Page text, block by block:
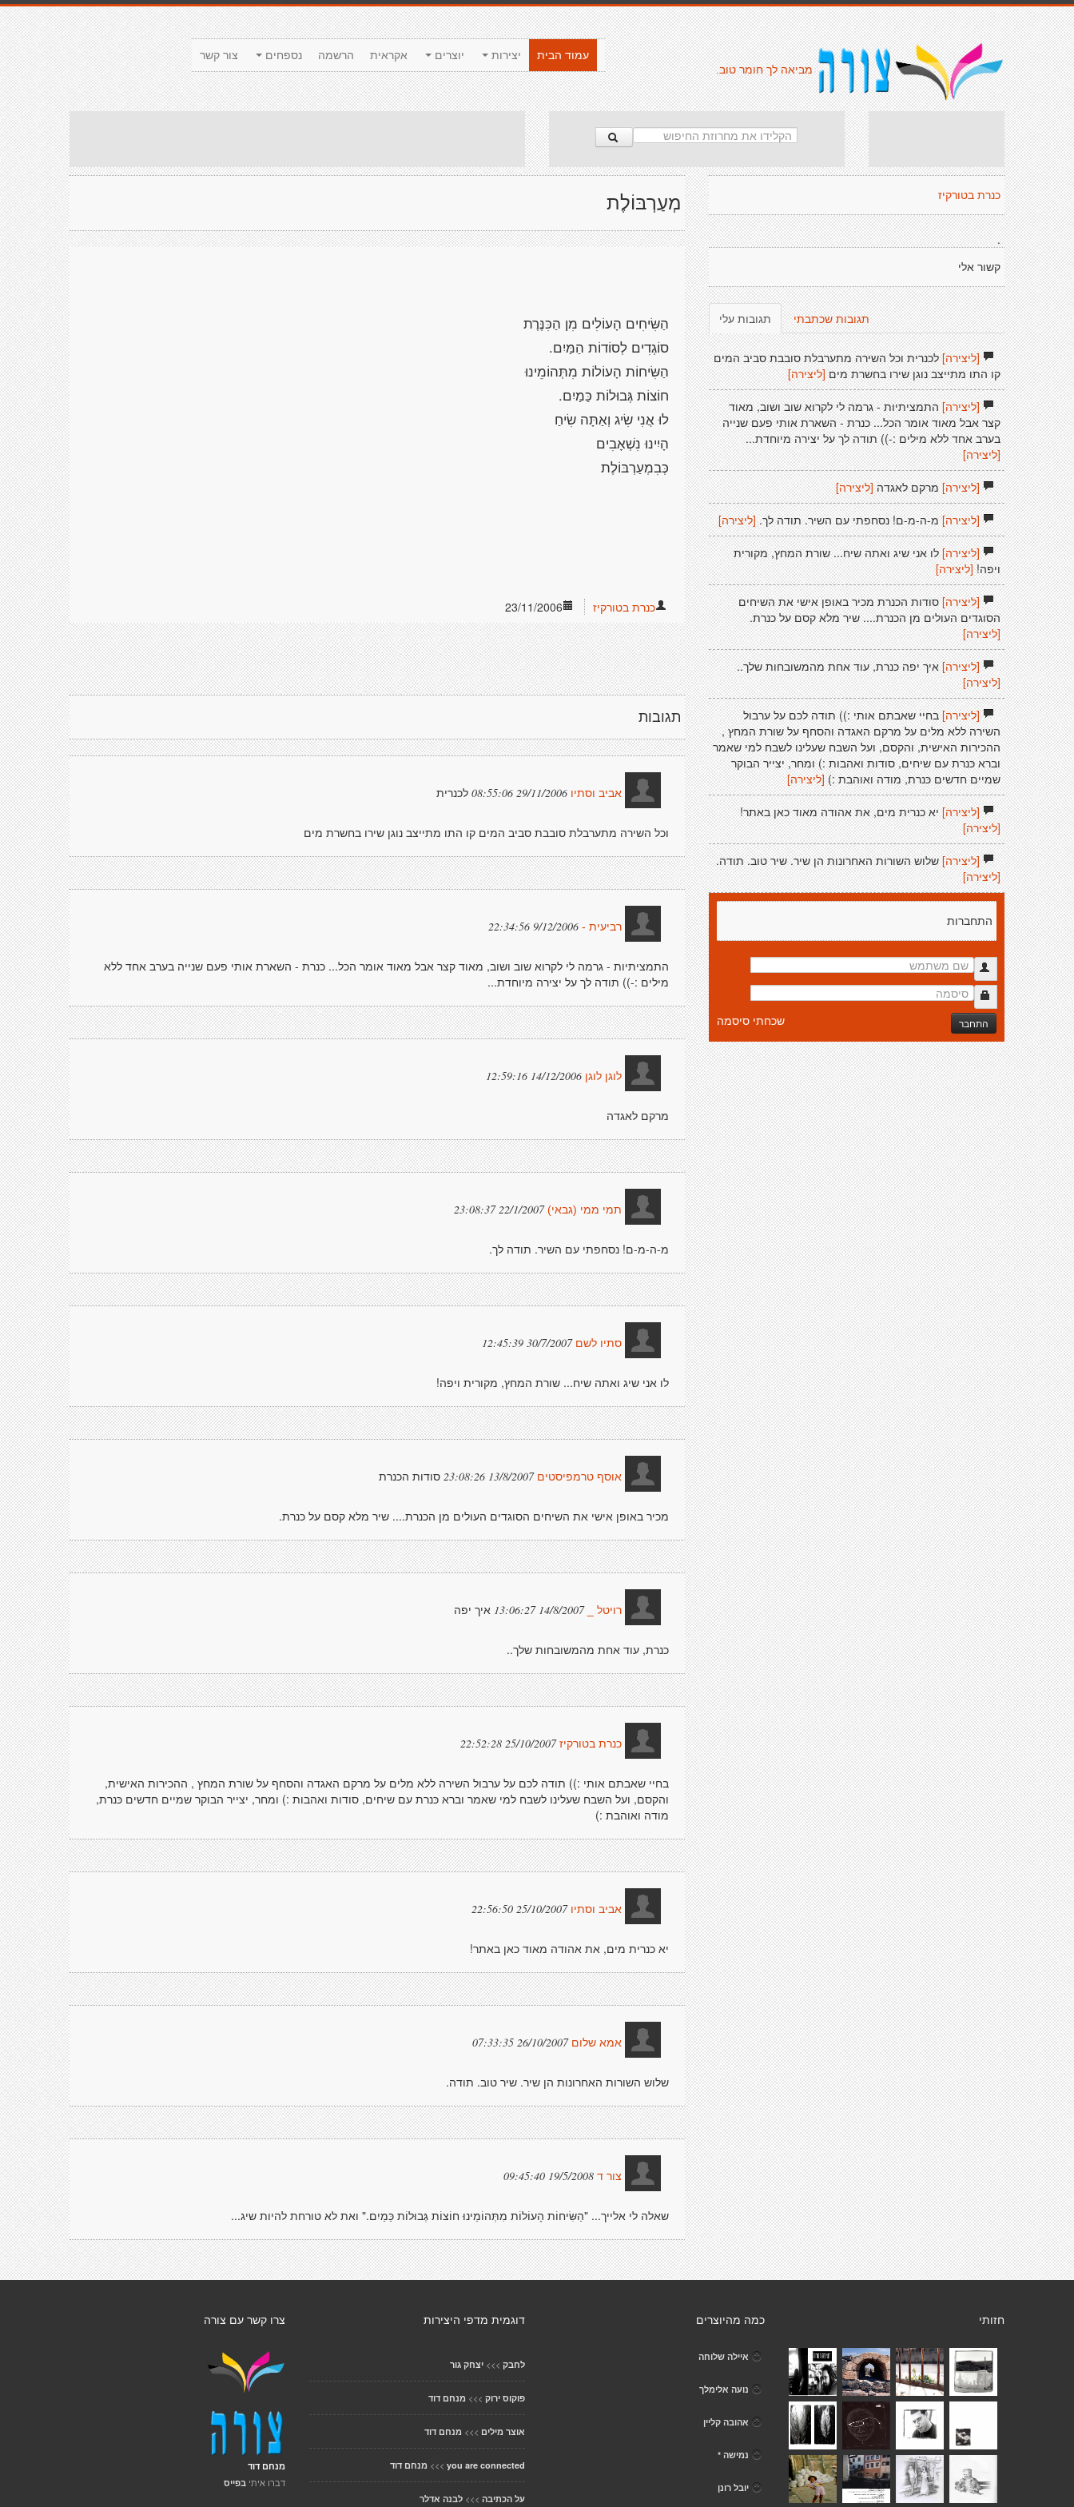
צור קשר נספחים הרשמה אקראית יוצרים יצירות
עמוד הבית
מביאה לך חומר טוב.
מְעַרְבּוֹלֶת
הַשִּׂיחִים הָעוֹלִים מִן הַכִּנֶּרֶת
סוֹגְדִים לְסוֹדוֹת הַמַּיִם.
הַשִּׂיחוֹת הָעוֹלוֹת מִתְּהוֹמֵינוּ
חוֹצוֹת גְּבוּלוֹת כַּמַיִם.
לוּ אֲנִי שִׂיג וְאַתָּה שִׂיחַ
הָיִינוּ נִשְׁאָבִים
כְּבִמְעַרְבּוֹלֶת
23/11/2006 כנרת בטורקיז
תגובות
אביב וסתיו 29/11/2006 08:55:06 לכנרית
וכל השירה מתערבלת סובבת סביב המים קו התו מתייצב נוגן שירו בחשרת מים
רביעית - 9/12/2006 22:34:56
התמציתיות - גרמה לי לקרוא שוב ושוב, מאוד קצר אבל מאוד אומר הכל... כנרת - השארת אותי פעם שנייה בערב אחד ללא
מילים :-)) תודה לך על יצירה מיוחדת...
לוגן לוגן 14/12/2006 12:59:16
מרקם לאגדה
תמי ממי (גבאי) 22/1/2007 23:08:37
מ-ה-מ-ם! נסחפתי עם השיר. תודה לך.
סתיו לשם 30/7/2007 12:45:39
לו אני שיג ואתה שיח... שורת המחץ, מקורית ויפה!
אוסף טרמפיסטים 13/8/2007 23:08:26 סודות הכנרת
מכיר באופן אישי את השיחים הסוגדים העולים מן הכנרת.... שיר מלא קסם על כנרת.
רויטל _ 14/8/2007 13:06:27 איך יפה
כנרת, עוד אחת מהמשובחות שלך..
כנרת בטורקיז 25/10/2007 22:52:28
בחיי שאבתם אותי :)) תודה לכם על ערבול השירה ללא מלים על מרקם האגדה והסחף על שורת המחץ , ההכירות האישית,
והקסם, ועל השבח שעלינו לשבח למי שאמר וברא כּנרת עם שיחים, סודות ואהבות :) ומחר, יצייר הבוקר שמיים חדשים כּנרת,
מודה ואוהבת :)
אביב וסתיו 25/10/2007 22:56:50
יא כנרית מים, את אהודה מאוד כאן באתר!
אמא שלום 26/10/2007 07:33:35
שלוש השורות האחרונות הן שיר. שיר טוב. תודה.
צור ד 19/5/2008 09:45:40
שאלה לי אלייך... "הַשִּׂיחוֹת הָעוֹלוֹת מִתְּהוֹמֵינוּ חוֹצוֹת גְּבוּלוֹת כַּמַיִם." ואת לא טורחת להיות שיג...
כנרת בטורקיז
.
קשור אלי
תגובות עלי תגובות שכתבתי
[ליצירה]לכנרית וכל השירה מתערבלת סובבת סביב המים
קו התו מתייצב נוגן שירו בחשרת מים [ליצירה]
[ליצירה]התמציתיות - גרמה לי לקרוא שוב ושוב, מאוד
קצר אבל מאוד אומר הכל... כנרת - השארת אותי פעם שנייה
בערב אחד ללא מילים :-)) תודה לך על יצירה מיוחדת...
[ליצירה]
[ליצירה]מרקם לאגדה [ליצירה]
[ליצירה]מ-ה-מ-ם! נסחפתי עם השיר. תודה לך. [ליצירה]
[ליצירה]לו אני שיג ואתה שיח... שורת המחץ, מקורית
ויפה! [ליצירה]
[ליצירה]סודות הכנרת מכיר באופן אישי את השיחים
הסוגדים העולים מן הכנרת.... שיר מלא קסם על כנרת.
[ליצירה]
[ליצירה]איך יפה כנרת, עוד אחת מהמשובחות שלך..
[ליצירה]
[ליצירה]בחיי שאבתם אותי :)) תודה לכם על ערבול
השירה ללא מלים על מרקם האגדה והסחף על שורת המחץ ,
ההכירות האישית, והקסם, ועל השבח שעלינו לשבח למי שאמר
וברא כּנרת עם שיחים, סודות ואהבות :) ומחר, יצייר הבוקר
שמיים חדשים כּנרת, מודה ואוהבת :) [ליצירה]
[ליצירה]יא כנרית מים, את אהודה מאוד כאן באתר!
[ליצירה]
[ליצירה]שלוש השורות האחרונות הן שיר. שיר טוב. תודה.
[ליצירה]
התחברות
התחבר שכחתי סיסמה
צרו קשר עם צורה
מנחם דוד
דברו איתי בפייס
דוגמית מדפי היצירות
לחבק >>> יצחק גור
פוקוס ירוק >>> מנחם דוד
אוצר מילים >>> מנחם דוד
you are connected
>>> מנחם דוד
על הכתיבה >>> לבנה אדלר
כמה מהיוצרים
איילה שלוחה
נועה אלימלך
אהובה קליין
נמישה *
יובל רונן
חזותי